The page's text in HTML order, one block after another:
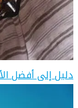
دليل إلى أفضل